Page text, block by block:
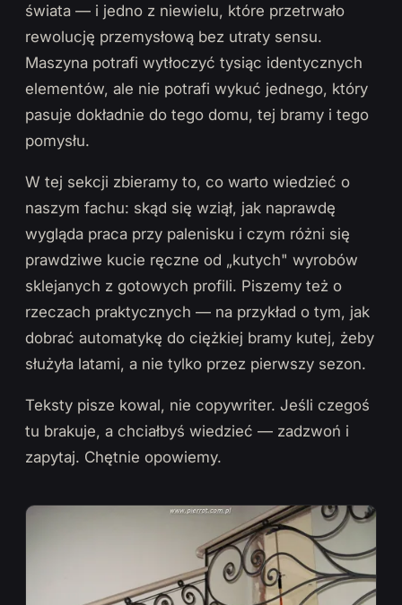
świata — i jedno z niewielu, które przetrwało
rewolucję przemysłową bez utraty sensu.
Maszyna potrafi wytłoczyć tysiąc identycznych
elementów, ale nie potrafi wykuć jednego, który
pasuje dokładnie do tego domu, tej bramy i tego
pomysłu.
W tej sekcji zbieramy to, co warto wiedzieć o
naszym fachu: skąd się wziął, jak naprawdę
wygląda praca przy palenisku i czym różni się
prawdziwe kucie ręczne od „kutych" wyrobów
sklejanych z gotowych profili. Piszemy też o
rzeczach praktycznych — na przykład o tym, jak
dobrać automatykę do ciężkiej bramy kutej, żeby
służyła latami, a nie tylko przez pierwszy sezon.
Teksty pisze kowal, nie copywriter. Jeśli czegoś
tu brakuje, a chciałbyś wiedzieć — zadzwoń i
zapytaj. Chętnie opowiemy.